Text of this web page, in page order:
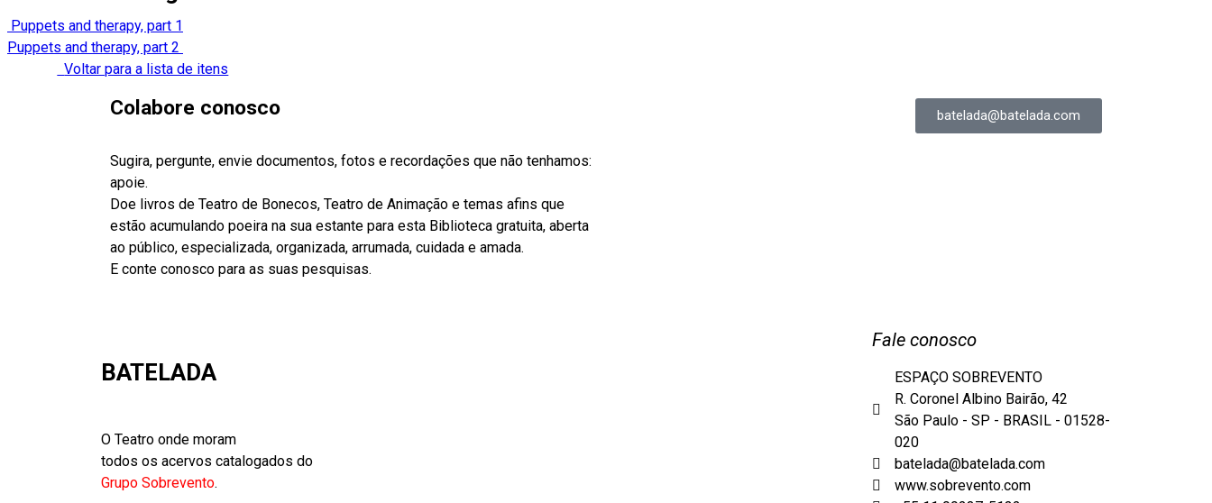
Puppets and therapy, part 1
Puppets and therapy, part 2
Voltar para a lista de itens
Colabore conosco
Sugira, pergunte, envie documentos, fotos e recordações que não tenhamos:
apoie.
Doe livros de Teatro de Bonecos, Teatro de Animação e temas afins que
estão acumulando poeira na sua estante para esta Biblioteca gratuita, aberta
ao público, especializada, organizada, arrumada, cuidada e amada.
E conte conosco para as suas pesquisas.
batelada@batelada.com
BATELADA
O Teatro onde moram
todos os acervos catalogados do
Grupo Sobrevento.
Fale conosco
ESPAÇO SOBREVENTO
R. Coronel Albino Bairão, 42
São Paulo - SP - BRASIL - 01528-
020
batelada@batelada.com
www.sobrevento.com